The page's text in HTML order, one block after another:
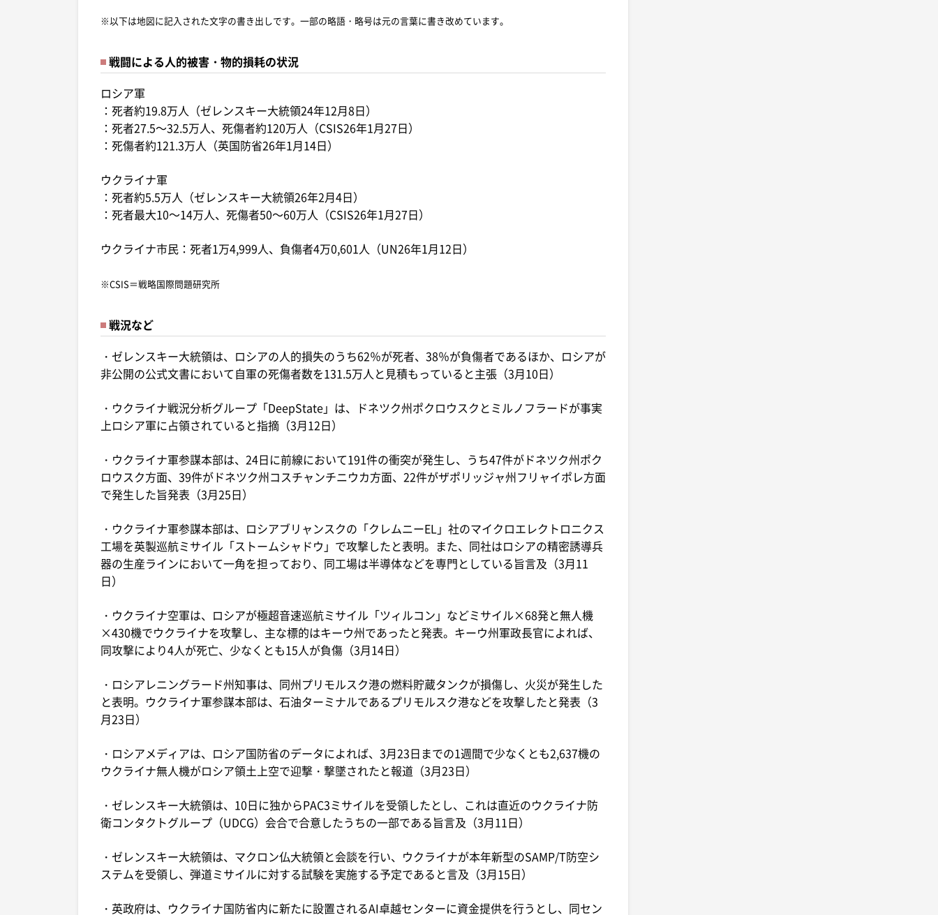
※以下は地図に記入された文字の書き出しです。一部の略語・略号は元の言葉に書き改めています。
戦闘による人的被害・物的損耗の状況
ロシア軍
：死者約19.8万人（ゼレンスキー大統領24年12月8日）
：死者27.5～32.5万人、死傷者約120万人（CSIS26年1月27日）
：死傷者約121.3万人（英国防省26年1月14日）
ウクライナ軍
：死者約5.5万人（ゼレンスキー大統領26年2月4日）
：死者最大10～14万人、死傷者50～60万人（CSIS26年1月27日）
ウクライナ市民：死者1万4,999人、負傷者4万0,601人（UN26年1月12日）
※CSIS＝戦略国際問題研究所
戦況など
・ゼレンスキー大統領は、ロシアの人的損失のうち62％が死者、38％が負傷者であるほか、ロシアが
非公開の公式文書において自軍の死傷者数を131.5万人と見積もっていると主張（3月10日）
・ウクライナ戦況分析グループ「DeepState」は、ドネツク州ポクロウスクとミルノフラードが事実
上ロシア軍に占領されていると指摘（3月12日）
・ウクライナ軍参謀本部は、24日に前線において191件の衝突が発生し、うち47件がドネツク州ポク
ロウスク方面、39件がドネツク州コスチャンチニウカ方面、22件がザポリッジャ州フリャイポレ方面
で発生した旨発表（3月25日）
・ウクライナ軍参謀本部は、ロシアブリャンスクの「クレムニーEL」社のマイクロエレクトロニクス
工場を英製巡航ミサイル「ストームシャドウ」で攻撃したと表明。また、同社はロシアの精密誘導兵
器の生産ラインにおいて一角を担っており、同工場は半導体などを専門としている旨言及（3月11
日）
・ウクライナ空軍は、ロシアが極超音速巡航ミサイル「ツィルコン」などミサイル×68発と無人機
×430機でウクライナを攻撃し、主な標的はキーウ州であったと発表。キーウ州軍政長官によれば、
同攻撃により4人が死亡、少なくとも15人が負傷（3月14日）
・ロシアレニングラード州知事は、同州プリモルスク港の燃料貯蔵タンクが損傷し、火災が発生した
と表明。ウクライナ軍参謀本部は、石油ターミナルであるプリモルスク港などを攻撃したと発表（3
月23日）
・ロシアメディアは、ロシア国防省のデータによれば、3月23日までの1週間で少なくとも2,637機の
ウクライナ無人機がロシア領土上空で迎撃・撃墜されたと報道（3月23日）
・ゼレンスキー大統領は、10日に独からPAC3ミサイルを受領したとし、これは直近のウクライナ防
衛コンタクトグループ（UDCG）会合で合意したうちの一部である旨言及（3月11日）
・ゼレンスキー大統領は、マクロン仏大統領と会談を行い、ウクライナが本年新型のSAMP/T防空シ
ステムを受領し、弾道ミサイルに対する試験を実施する予定であると言及（3月15日）
・英政府は、ウクライナ国防省内に新たに設置されるAI卓越センターに資金提供を行うとし、同セン